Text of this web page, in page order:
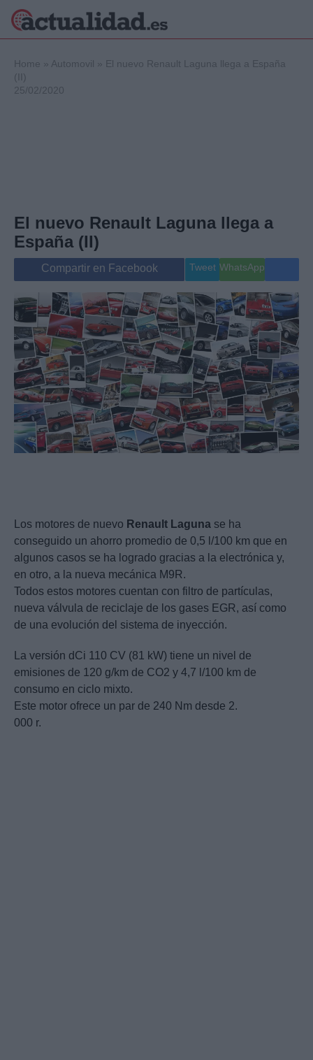
Internacional
Viajes
Musica
Home » Automovil » El nuevo Renault Laguna llega a España
(II)
25/02/2020
El nuevo Renault Laguna llega a
España (II)
Compartir en Facebook Tweet WhatsApp
Los motores de nuevo Renault Laguna se ha
conseguido un ahorro promedio de 0,5 l/100 km que en
algunos casos se ha logrado gracias a la electrónica y,
en otro, a la nueva mecánica M9R.
Todos estos motores cuentan con filtro de partículas,
nueva válvula de reciclaje de los gases EGR, así como
de una evolución del sistema de inyección.
La versión dCi 110 CV (81 kW) tiene un nivel de
emisiones de 120 g/km de CO2 y 4,7 l/100 km de
consumo en ciclo mixto.
Este motor ofrece un par de 240 Nm desde 2.
000 r.